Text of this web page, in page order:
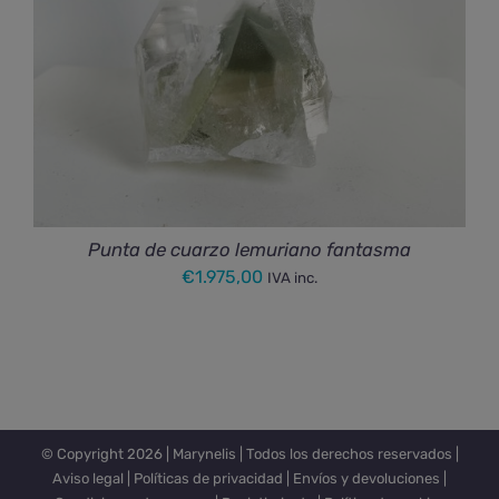
Punta de cuarzo lemuriano fantasma
€1.975,00 IVA inc.
© Copyright 2026 | Marynelis | Todos los derechos reservados |
Aviso legal
Políticas de privacidad Envíos y devoluciones